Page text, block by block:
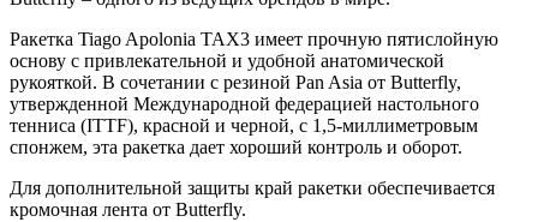
Ракетка Tiago Apolonia TAX3 имеет прочную пятислойную
основу с привлекательной и удобной анатомической
рукояткой. В сочетании с резиной Pan Asia от Butterfly,
утвержденной Международной федерацией настольного
тенниса (ITTF), красной и черной, с 1,5-миллиметровым
спонжем, эта ракетка дает хороший контроль и оборот.
Для дополнительной защиты край ракетки обеспечивается
кромочная лента от Butterfly.